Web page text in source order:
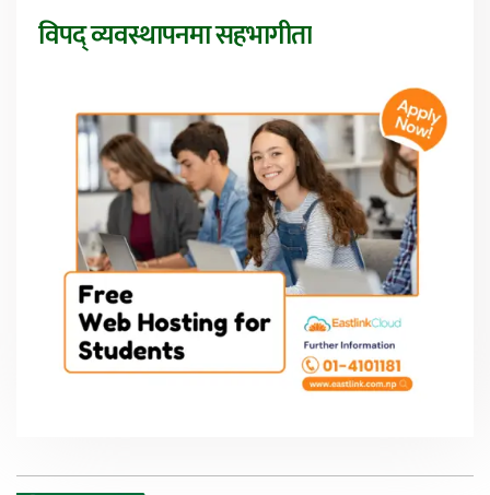
विपद् व्यवस्थापनमा सहभागीता